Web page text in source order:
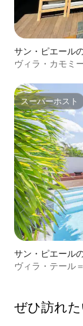
サン・ピエール
ヴィラ・カモミ
スーパーホスト
スーパーホスト
サン・ピエール
ヴィラ・テール
ぜひ訪⁠れ⁠